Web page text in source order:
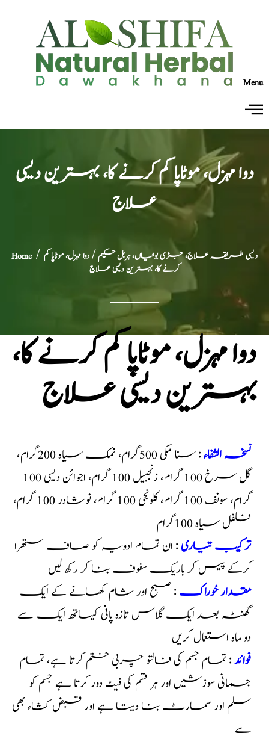
Menu
دوا مہزل، موٹاپا کم کرنے کا، بہترین دیسی
علاج
Home/ دیسی طریقہ علاج، جڑی بوٹیاں، ہربل حکیم/ دوا مہزل، موٹاپا کم
کرنے کا، بہترین دیسی علاج
دوا مہزل، موٹاپا کم کرنے کا،
بہترین دیسی علاج
نسخہ الشفاء
: سنا مکی 500گرام، نمک سیاہ 200گرام،
گل سرخ 100 گرام، زنجبیل 100 گرام، اجوائن دیسی 100
گرام، سونف 100 گرام، کلونجی 100 گرام، نوشادر 100 گرام،
فلفل سیاہ 100گرام
ترکیب تیاری: ان تمام ادویہ کو صاف ستھرا
کرکے پیس کر باریک سفوف بنا کر رکھ لیں
مقدار خوراک: صبح اور شام کھانے کے ایک
گھنٹہ بعد ایک گلاس تازہ پانی کیساتھ ایک سے
دو ماہ استعمال کریں
فوائد: تمام جسم کی فالتو چربی ختم کرتا ہے، تمام
جسمانی سوزشیں اور ہر قسم کی فیٹ دور کرتا ہے جسم کو
سلم اور سمارٹ بنا دیتا ہے اور قبض کشاء بھی